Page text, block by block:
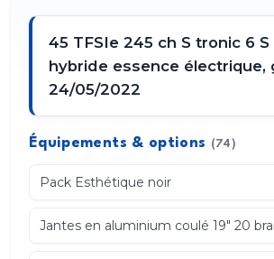
45 TFSIe 245 ch S tronic 6 S
hybride essence électrique,
24/05/2022
Équipements & options (74)
Pack Esthétique noir
Jantes en aluminium coulé 19" 20